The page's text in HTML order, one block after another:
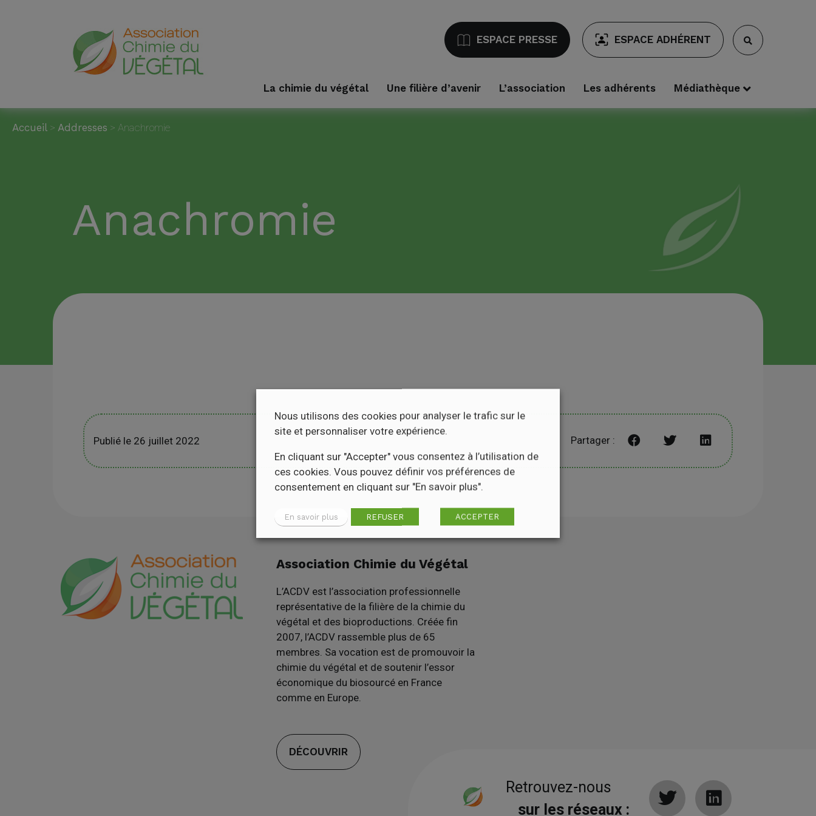
ESPACE PRESSE ESPACE ADHÉRENT
La chimie du végétal Une filière d’avenir L’association Les adhérents Médiathèque
Accueil > Addresses > Anachromie
Anachromie
Publié le 26 juillet 2022 Partager :
Association Chimie du Végétal
L’ACDV est l’association professionnelle
représentative de la filière de la chimie du
végétal et des bioproductions. Créée fin
2007, l’ACDV rassemble plus de 65
membres. Sa vocation est de promouvoir la
chimie du végétal et de soutenir l’essor
économique du biosourcé en France
comme en Europe.
DÉCOUVRIR
Retrouvez-nous
sur les réseaux :
Nous utilisons des cookies pour analyser le trafic sur le
site et personnaliser votre expérience.
En cliquant sur "Accepter" vous consentez à l’utilisation de
ces cookies. Vous pouvez définir vos préférences de
consentement en cliquant sur "En savoir plus".
En savoir plus REFUSER ACCEPTER